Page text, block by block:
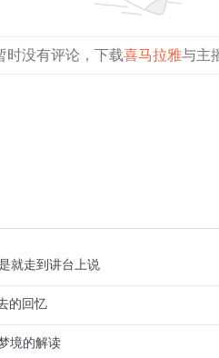
时没有评论，下载喜马拉雅与主
就走到讲台上说
的回忆
境的解读